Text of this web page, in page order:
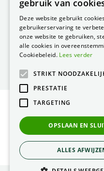
F.
E.
Green
gebruik van
Deze website gebruikt
gebruikerservaring te
onze website te gebruiken,
alle cookies in
Cookiebeleid. Lees verder
STRIKT
PRESTATIE
TARGETING
OPSLAAN EN
ALLES